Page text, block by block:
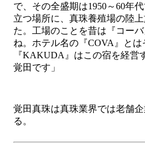
で、その全盛期は1950～60年
立つ場所に、 真珠養殖場の陸
た。工場のことを昔は『コー
ね。ホテル名の『COVA』とは
『KAKUDA』はこの宿を経営
覚田です」
覚田真珠は真珠業界では老舗
る。